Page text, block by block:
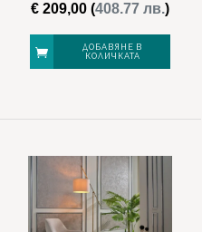
€209,00(408.77 лв.)
ДОБАВЯНЕ В
КОЛИЧКАТА